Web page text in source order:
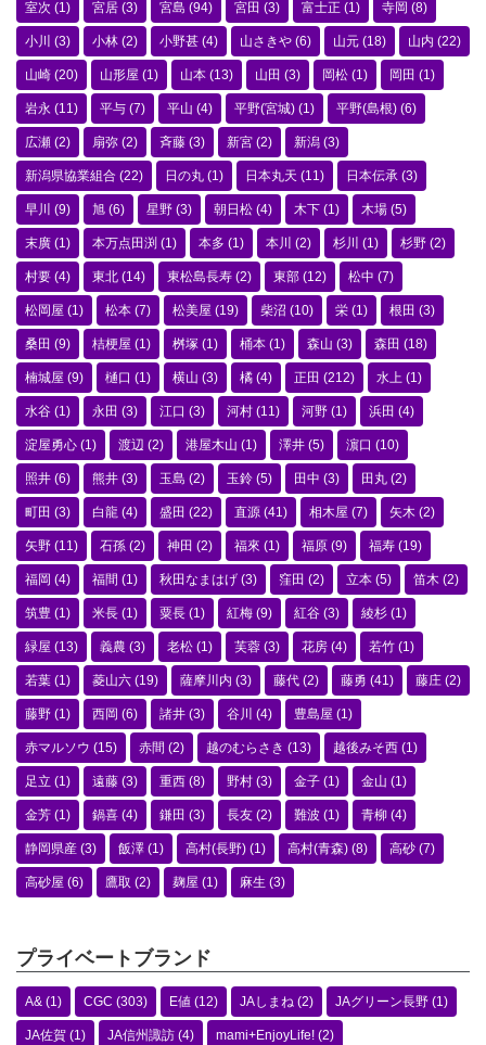
室次 (1) 宮居 (3) 宮島 (94) 宮田 (3) 富士正 (1) 寺岡 (8)
小川 (3) 小林 (2) 小野甚 (4) 山さきや (6) 山元 (18) 山内 (22)
山崎 (20) 山形屋 (1) 山本 (13) 山田 (3) 岡松 (1) 岡田 (1)
岩永 (11) 平与 (7) 平山 (4) 平野(宮城) (1) 平野(島根) (6)
広瀬 (2) 扇弥 (2) 斉藤 (3) 新宮 (2) 新潟 (3)
新潟県協業組合 (22) 日の丸 (1) 日本丸天 (11) 日本伝承 (3)
早川 (9) 旭 (6) 星野 (3) 朝日松 (4) 木下 (1) 木場 (5)
末廣 (1) 本万点田渕 (1) 本多 (1) 本川 (2) 杉川 (1) 杉野 (2)
村要 (4) 東北 (14) 東松島長寿 (2) 東部 (12) 松中 (7)
松岡屋 (1) 松本 (7) 松美屋 (19) 柴沼 (10) 栄 (1) 根田 (3)
桑田 (9) 桔梗屋 (1) 桝塚 (1) 桶本 (1) 森山 (3) 森田 (18)
楠城屋 (9) 樋口 (1) 横山 (3) 橘 (4) 正田 (212) 水上 (1)
水谷 (1) 永田 (3) 江口 (3) 河村 (11) 河野 (1) 浜田 (4)
淀屋勇心 (1) 渡辺 (2) 港屋木山 (1) 澤井 (5) 濵口 (10)
照井 (6) 熊井 (3) 玉島 (2) 玉鈴 (5) 田中 (3) 田丸 (2)
町田 (3) 白龍 (4) 盛田 (22) 直源 (41) 相木屋 (7) 矢木 (2)
矢野 (11) 石孫 (2) 神田 (2) 福來 (1) 福原 (9) 福寿 (19)
福岡 (4) 福間 (1) 秋田なまはげ (3) 窪田 (2) 立本 (5) 笛木 (2)
筑豊 (1) 米長 (1) 粟長 (1) 紅梅 (9) 紅谷 (3) 綾杉 (1)
緑屋 (13) 義農 (3) 老松 (1) 芙蓉 (3) 花房 (4) 若竹 (1)
若葉 (1) 菱山六 (19) 薩摩川内 (3) 藤代 (2) 藤勇 (41) 藤庄 (2)
藤野 (1) 西岡 (6) 諸井 (3) 谷川 (4) 豊島屋 (1)
赤マルソウ (15) 赤間 (2) 越のむらさき (13) 越後みそ西 (1)
足立 (1) 遠藤 (3) 重西 (8) 野村 (3) 金子 (1) 金山 (1)
金芳 (1) 鍋喜 (4) 鎌田 (3) 長友 (2) 難波 (1) 青柳 (4)
静岡県産 (3) 飯澤 (1) 高村(長野) (1) 高村(青森) (8) 高砂 (7)
高砂屋 (6) 鷹取 (2) 麹屋 (1) 麻生 (3)
プライベートブランド
A& (1) CGC (303) E値 (12) JAしまね (2) JAグリーン長野 (1)
JA佐賀 (1) JA信州諏訪 (4) mami+EnjoyLife! (2)